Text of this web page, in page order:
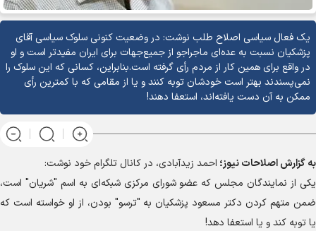
یک فعال سیاسی اصلاح طلب نوشت: در وضعیت کنونی سلوک سیاسی آقای
پزشکیان نسبت به عده‌ای ماجراجو از جمیع‌جهات برای ایران مفیدتر است و او
در واقع برای همین کار از مردم رأی گرفته است.بنابراین، کسانی که این سلوک را
نمی‌پسندند بهتر است خودشان توبه کنند و یا از مقامی که با کمترین رأی
ممکن به آن دست یافته‌اند، استعفا دهند!
به گزارشاصلاحات نیوز؛ احمد زیدآبادی، در کانال تلگرام خود نوشت:
یکی از نمایندگان مجلس که عضو شورای مرکزی شبکه‌ای به اسم "شریان" است،
ضمن متهم کردن دکتر مسعود پزشکیان به "ترسو" بودن، از او خواسته است که
یا توبه کند و یا استعفا دهد!